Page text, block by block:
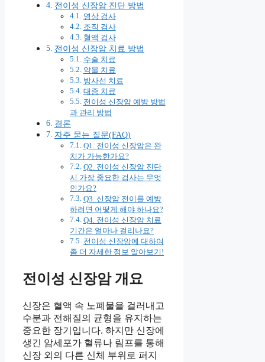
전이성 신장암 진단 방법
영상 검사
조직 검사
혈액 검사
전이성 신장암 치료 방법
수술 치료
약물 치료
방사선 치료
대증 치료
전이성 신장암 예방 방법
과 관리 방법
결론
자주 묻는 질문(FAQ)
Q1. 전이성 신장암은 완
치가 가능한가요?
Q2. 전이성 신장암 진단
시 가장 중요한 검사는 무엇
인가요?
Q3. 신장암 전이를 예방
하려면 어떻게 해야 하나요?
Q4. 전이성 신장암 치료
기간은 얼마나 걸리나요?
전이성 신장암에 대하여
좀 더 자세한 정보 알아보기!
전이성 신장암 개요
신장은 혈액 속 노폐물을 걸러내고
수분과 전해질의 균형을 유지하는
중요한 장기입니다. 하지만 신장에
생긴 암세포가 혈류나 림프를 통해
신장 외의 다른 신체 부위로 퍼지